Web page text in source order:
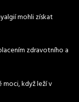
mohli získat
zdravotního a
moci, když leží v